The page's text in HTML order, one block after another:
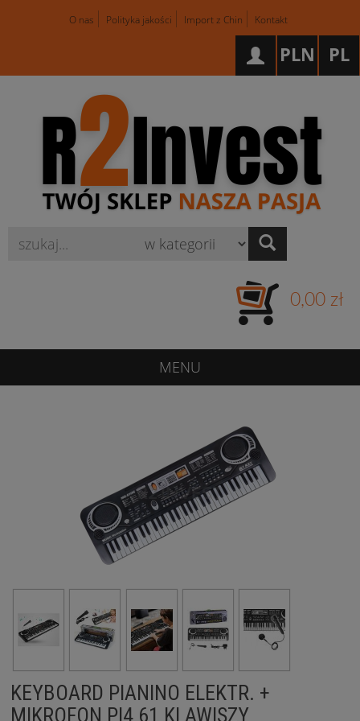
O nas Polityka jakości Import z Chin Kontakt
PL
PLN
0,00 zł
MENU
KEYBOARD PIANINO ELEKTR. +
MIKROFON PI4 61 KLAWISZY